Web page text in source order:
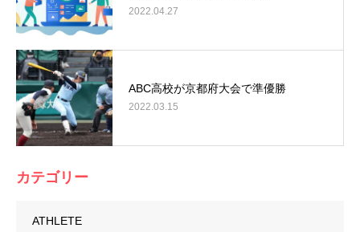
2022.04.27
ABC高校が京都府大会で準優勝
2022.03.15
カテゴリー
ATHLETE